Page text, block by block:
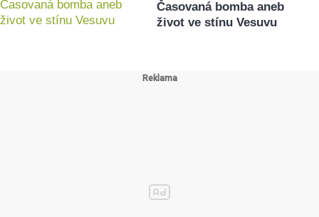
Časovaná bomba aneb
život ve stínu Vesuvu